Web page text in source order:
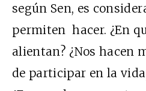
según Sen, es
permiten hacer. ¿En
alientan? ¿Nos hacen
de participar en la